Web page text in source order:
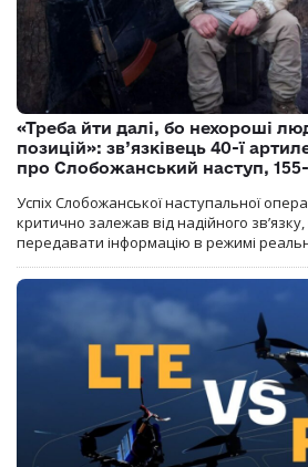
«Треба йти далі, бо нехороші
позицій»: зв’язківець 40-ї
про Слобожанський наступ,
Успіх Слобожанської наступальної
критично залежав від надійного
передавати інформацію в режимі